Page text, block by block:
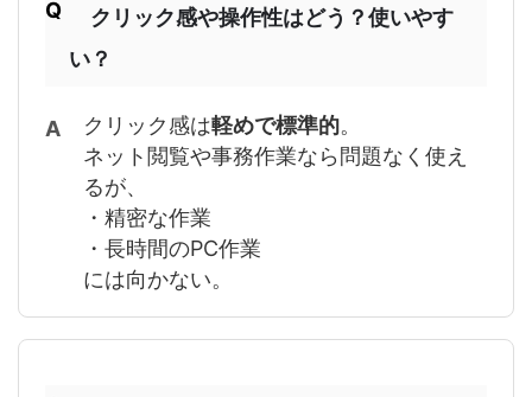
クリック感や操作性はどう？使いやす
い？
クリック感は軽めで標準的。
ネット閲覧や事務作業なら問題なく使え
るが、
・精密な作業
・長時間のPC作業
には向かない。